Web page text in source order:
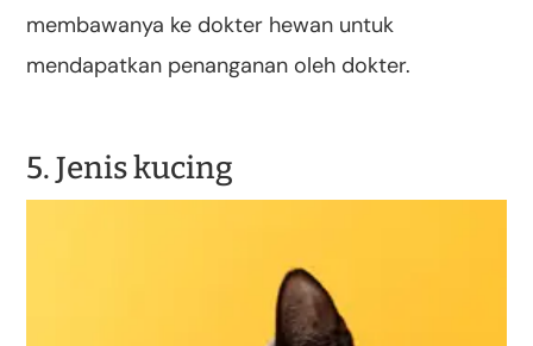
membawanya ke dokter hewan untuk
mendapatkan penanganan oleh dokter.
5. Jenis kucing